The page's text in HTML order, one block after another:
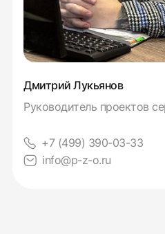
Дмитрий Лукьянов
Руководитель проектов
+7 (499) 390-03-33
info@p-z-o.ru